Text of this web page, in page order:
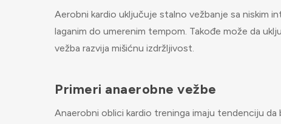
Aerobni kardio uključuje stalno vežbanje sa niskim
laganim do umerenim tempom. Takođe može da
vežba razvija mišićnu izdržljivost.
Primeri anaerobne vežbe
Anaerobni oblici kardio treninga imaju tendenciju